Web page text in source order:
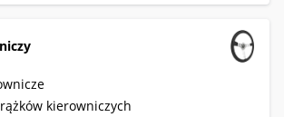
kierowniczych